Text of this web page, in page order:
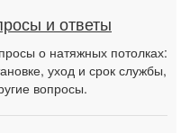
и ответы
о натяжных потолках:
уход и срок службы,
вопросы.